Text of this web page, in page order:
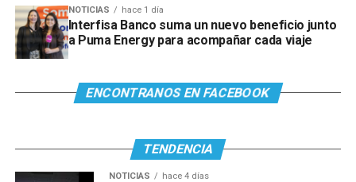
NOTICIAS hace 1 día
Interfisa Banco suma un nuevo beneficio junto
a Puma Energy para acompañar cada viaje
ENCONTRANOS EN FACEBOOK
TENDENCIA
NOTICIAS hace 4 días